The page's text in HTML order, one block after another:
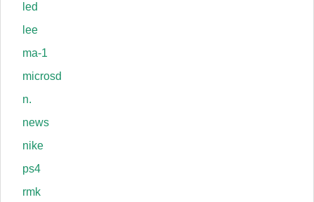
led
lee
ma-1
microsd
n.
news
nike
ps4
rmk